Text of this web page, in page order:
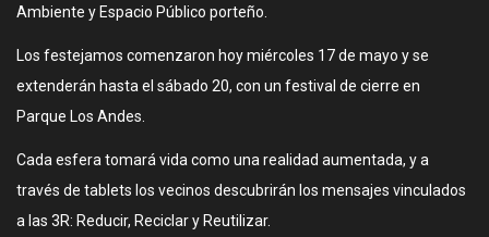
Ambiente y Espacio Público porteño.
Los festejamos comenzaron hoy miércoles 17 de mayo y se
extenderán hasta el sábado 20, con un festival de cierre en
Parque Los Andes.
Cada esfera tomará vida como una realidad aumentada, y a
través de tablets los vecinos descubrirán los mensajes vinculados
a las 3R: Reducir, Reciclar y Reutilizar.